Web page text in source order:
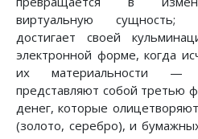
виртуальную
достигает своей
электронной форме, когда
их материальности —
представляют собой третью
денег, которые
(золото, серебро), и